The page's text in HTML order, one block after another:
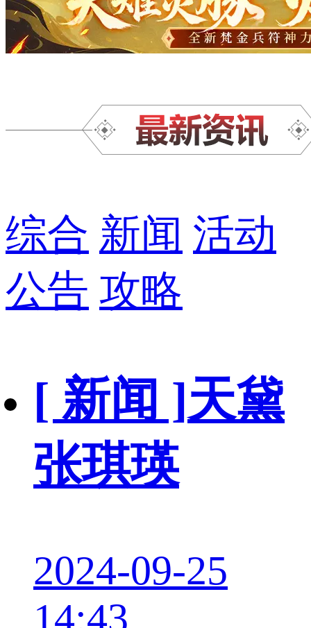
综合 新闻 活动
公告 攻略
[ 新闻 ]天黛
张琪瑛
2024-09-25
14:43